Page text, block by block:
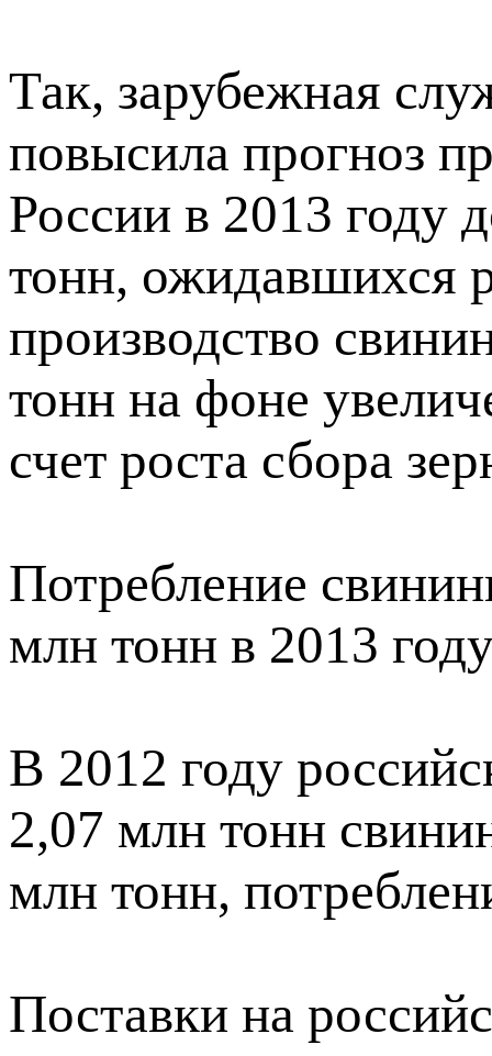
Так, зарубежная
повысила прогноз
России в 2013 году
тонн, ожидавшихся
производство
тонн на фоне
счет роста сбора
Потребление
млн тонн в 2013
В 2012 году
2,07 млн тонн
млн тонн,
Поставки на